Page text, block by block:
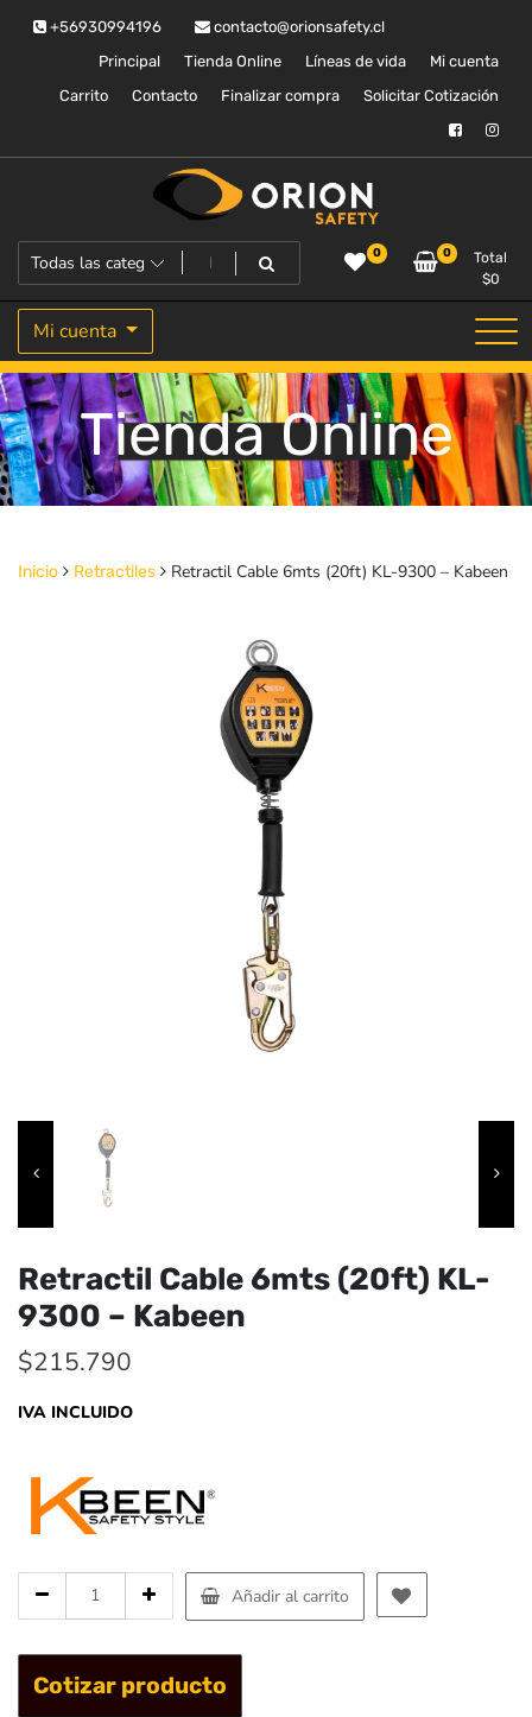
+56930994196
contacto@orionsafety.cl
Principal
Tienda Online Líneas de vida
Mi cuenta
Carrito
Contacto Finalizar compra Solicitar Cotización
Orion Safety
Equipos de proteccion personal 0 0
Total
$0
Mi cuenta
Tienda Online
Inicio Retractiles Retractil Cable 6mts (20ft) KL-9300 – Kabeen
Retractil Cable 6mts (20ft) KL-
9300 – Kabeen
$215.790
IVA INCLUIDO
Cable
6mts
Añadir al carrito
Cotizar producto